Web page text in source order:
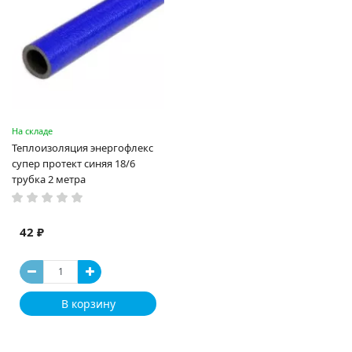
На складе
Теплоизоляция энергофлекс
супер протект синяя 18/6
трубка 2 метра
42 ₽
В корзину